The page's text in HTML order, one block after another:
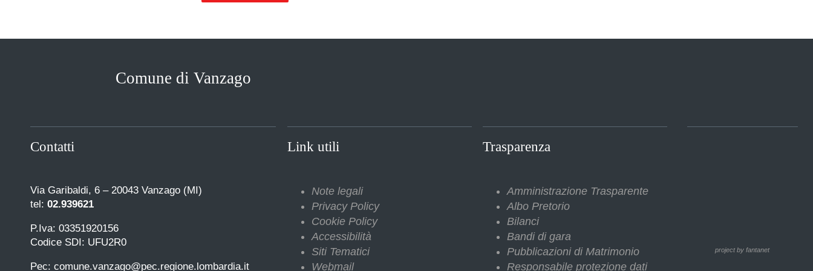
Comune di Vanzago
Contatti
Via Garibaldi, 6 – 20043 Vanzago (MI)
tel: 02.939621
P.Iva: 03351920156
Codice SDI: UFU2R0
Pec: comune.vanzago@pec.regione.lombardia.it
Link utili
Note legali
Privacy Policy
Cookie Policy
Accessibilità
Siti Tematici
Webmail
Trasparenza
Amministrazione Trasparente
Albo Pretorio
Bilanci
Bandi di gara
Pubblicazioni di Matrimonio
Responsabile protezione dati
project by fantanet